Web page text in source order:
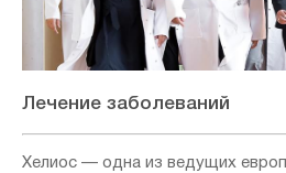
Лечение заболеваний
Хелиос — одна из ведущих